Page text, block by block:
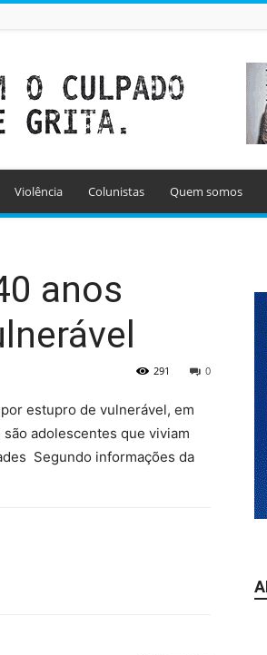
Violência Colunistas Quem somos
anos
0
291
estupro de vulnerável, em
adolescentes que viviam
Segundo informações da